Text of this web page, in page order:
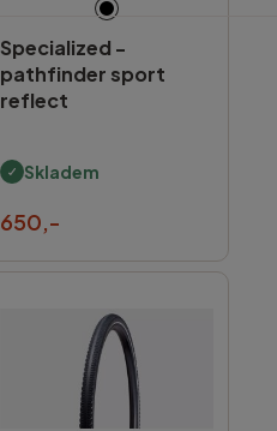
Specialized -
pathfinder sport
reflect
Skladem
650,-